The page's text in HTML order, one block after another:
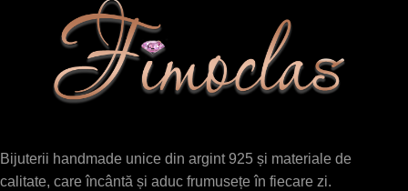
Bijuterii handmade unice din argint 925 și materiale de
calitate, care încântă și aduc frumusețe în fiecare zi.